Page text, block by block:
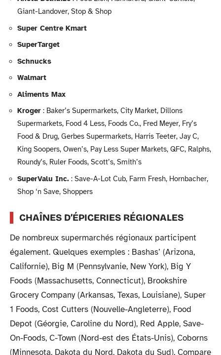
Giant-Landover, Stop & Shop
Super Centre Kmart
SuperTarget
Schnucks
Walmart
Aliments Max
Kroger : Baker’s Supermarkets, City Market, Dillons
Supermarkets, Food 4 Less, Foods Co., Fred Meyer, Fry’s
Food & Drug, Gerbes Supermarkets, Harris Teeter, Jay C,
King Soopers, Owen’s, Pay Less Super Markets, QFC, Ralphs,
Roundy’s, Ruler Foods, Scott’s, Smith’s
SuperValu Inc. : Save-A-Lot Cub, Farm Fresh, Hornbacher,
Shop ‘n Save, Shoppers
CHAÎNES D’ÉPICERIES RÉGIONALES
De nombreux supermarchés régionaux participent
également. Quelques exemples : Bashas’ (Arizona,
Californie), Big M (Pennsylvanie, New York), Big Y
Foods (Massachusetts, Connecticut), Brookshire
Grocery Company (Arkansas, Texas, Louisiane), Super
1 Foods, Cost Cutters (Nouvelle-Angleterre), Food
Depot (Géorgie, Caroline du Nord), Red Apple, Save-
On-Foods, C-Town (Nord-est des États-Unis), Coborns
(Minnesota, Dakota du Nord, Dakota du Sud), Compare